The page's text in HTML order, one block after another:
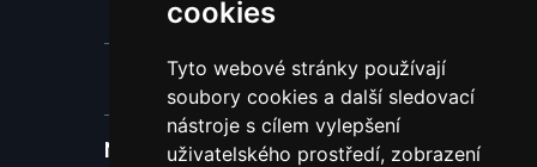
cookies
Tyto webové stránky používají
soubory cookies a další sledovací
nástroje s cílem vylepšení
uživatelského prostředí, zobrazení
Nástroje pro ohraňovací lisy
Spotřební materiál a nástroje
Náhradní díly pro vodní paprsek